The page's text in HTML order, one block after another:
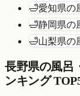
🛁愛知県の
🛁静岡県の
🛁山梨県の
長野県の風呂
ンキング